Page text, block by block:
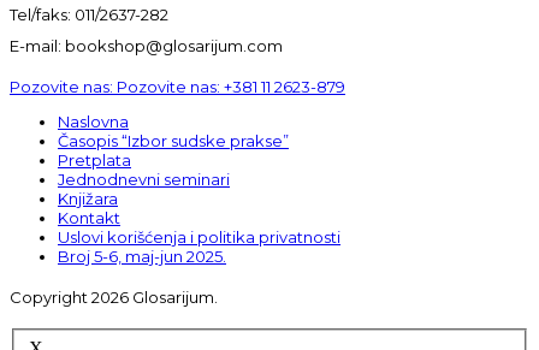
Tel/faks: 011/2637-282
E-mail: bookshop@glosarijum.com
Pozovite nas: Pozovite nas: +381 11 2623-879
Naslovna
Časopis “Izbor sudske prakse”
Pretplata
Jednodnevni seminari
Knjižara
Kontakt
Uslovi korišćenja i politika privatnosti
Broj 5-6, maj-jun 2025.
Copyright 2026 Glosarijum.